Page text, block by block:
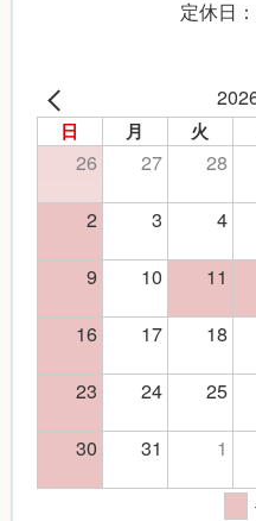
定休日
日 月 火
26 27 28
2
3 4
9
10 11
16
17 18
23
24 25
30
31 1